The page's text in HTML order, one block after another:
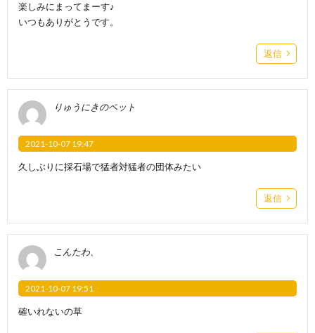
楽しみにまってまーす♪
いつもありがとうです。
返信
りゅうにきのペット
2021-10-07 19:47
久しぶりに採石場で猛者対猛者の団体みたい
返信
こんたわ、
2021-10-07 19:51
確いれないの草